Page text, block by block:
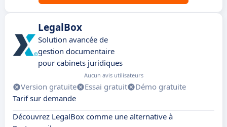
LegalBox
Solution avancée de
gestion documentaire
pour cabinets juridiques
Aucun avis utilisateurs
Version gratuite Essai gratuit
Démo gratuite
Tarif sur demande
Découvrez LegalBox comme une alternative à